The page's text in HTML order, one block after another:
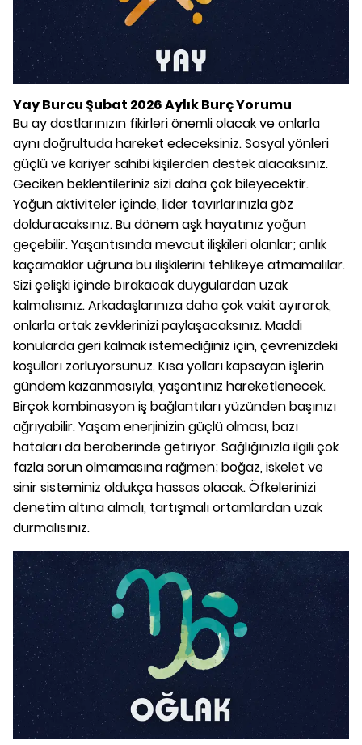
Yay Burcu Şubat 2026 Aylık Burç Yorumu
Bu ay dostlarınızın fikirleri önemli olacak ve onlarla
aynı doğrultuda hareket edeceksiniz. Sosyal yönleri
güçlü ve kariyer sahibi kişilerden destek alacaksınız.
Geciken beklentileriniz sizi daha çok bileyecektir.
Yoğun aktiviteler içinde, lider tavırlarınızla göz
dolduracaksınız. Bu dönem aşk hayatınız yoğun
geçebilir. Yaşantısında mevcut ilişkileri olanlar; anlık
kaçamaklar uğruna bu ilişkilerini tehlikeye atmamalılar.
Sizi çelişki içinde bırakacak duygulardan uzak
kalmalısınız. Arkadaşlarınıza daha çok vakit ayırarak,
onlarla ortak zevklerinizi paylaşacaksınız. Maddi
konularda geri kalmak istemediğiniz için, çevrenizdeki
koşulları zorluyorsunuz. Kısa yolları kapsayan işlerin
gündem kazanmasıyla, yaşantınız hareketlenecek.
Birçok kombinasyon iş bağlantıları yüzünden başınızı
ağrıyabilir. Yaşam enerjinizin güçlü olması, bazı
hataları da beraberinde getiriyor. Sağlığınızla ilgili çok
fazla sorun olmamasına rağmen; boğaz, iskelet ve
sinir sisteminiz oldukça hassas olacak. Öfkelerinizi
denetim altına almalı, tartışmalı ortamlardan uzak
durmalısınız.